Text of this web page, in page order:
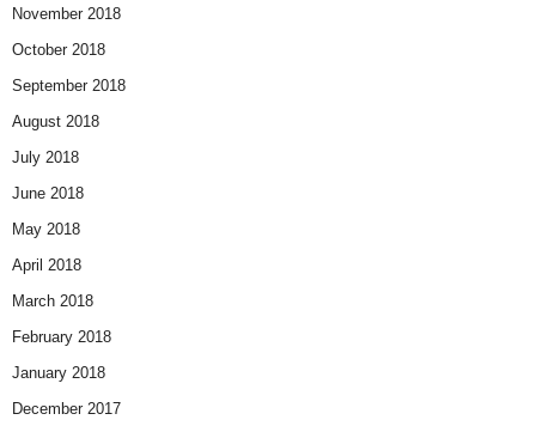
November 2018
October 2018
September 2018
August 2018
July 2018
June 2018
May 2018
April 2018
March 2018
February 2018
January 2018
December 2017